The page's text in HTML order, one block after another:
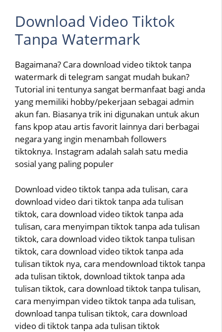
Download Video Tiktok
Tanpa Watermark
Bagaimana? Cara download video tiktok tanpa
watermark di telegram sangat mudah bukan?
Tutorial ini tentunya sangat bermanfaat bagi anda
yang memiliki hobby/pekerjaan sebagai admin
akun fan. Biasanya trik ini digunakan untuk akun
fans kpop atau artis favorit lainnya dari berbagai
negara yang ingin menambah followers
tiktoknya. Instagram adalah salah satu media
sosial yang paling populer
Download video tiktok tanpa ada tulisan, cara
download video dari tiktok tanpa ada tulisan
tiktok, cara download video tiktok tanpa ada
tulisan, cara menyimpan tiktok tanpa ada tulisan
tiktok, cara download video tiktok tanpa tulisan
tiktok, cara download video tiktok tanpa ada
tulisan tiktok nya, cara mendownload tiktok tanpa
ada tulisan tiktok, download tiktok tanpa ada
tulisan tiktok, cara download tiktok tanpa tulisan,
cara menyimpan video tiktok tanpa ada tulisan,
download tanpa tulisan tiktok, cara download
video di tiktok tanpa ada tulisan tiktok